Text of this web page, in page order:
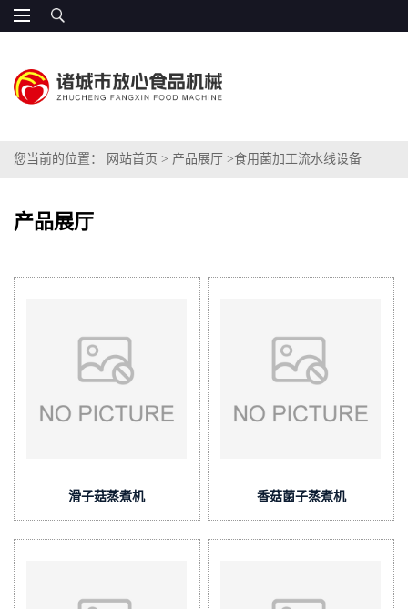
您当前的位置： 网站首页 > 产品展厅 >食用菌加工流水线设备
产品展厅
滑子菇蒸煮机 香菇菌子蒸煮机